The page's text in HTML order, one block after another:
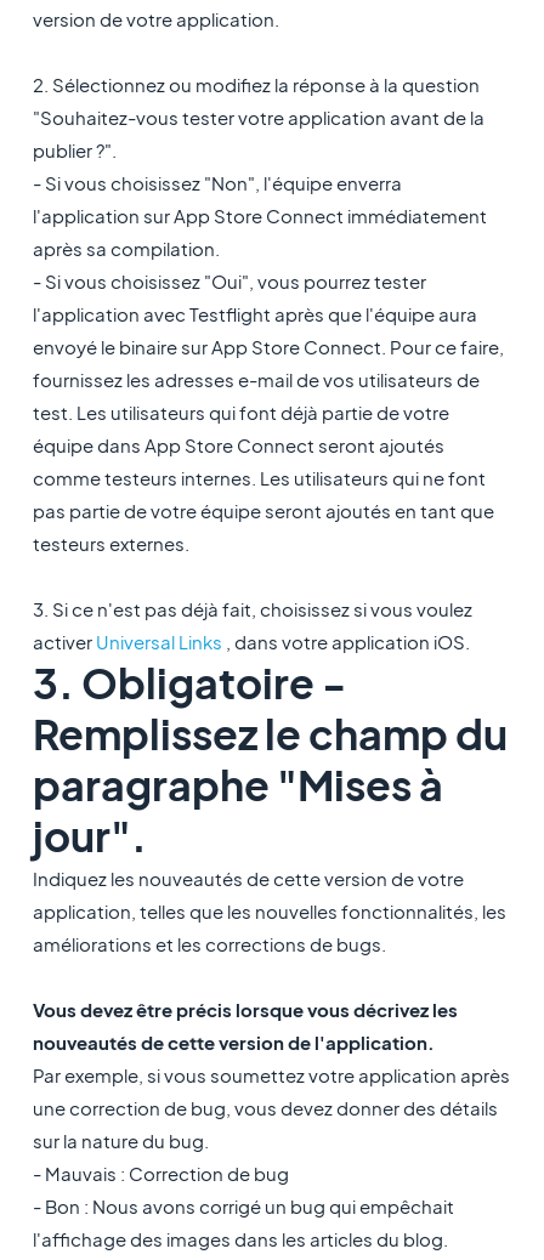
version de votre application.
2. Sélectionnez ou modifiez la réponse à la question
"Souhaitez-vous tester votre application avant de la
publier ?".
- Si vous choisissez "Non", l'équipe enverra
l'application sur App Store Connect immédiatement
après sa compilation.
- Si vous choisissez "Oui", vous pourrez tester
l'application avec Testflight après que l'équipe aura
envoyé le binaire sur App Store Connect. Pour ce faire,
fournissez les adresses e-mail de vos utilisateurs de
test. Les utilisateurs qui font déjà partie de votre
équipe dans App Store Connect seront ajoutés
comme testeurs internes. Les utilisateurs qui ne font
pas partie de votre équipe seront ajoutés en tant que
testeurs externes.
3. Si ce n'est pas déjà fait, choisissez si vous voulez
activer Universal Links , dans votre application iOS.
3. Obligatoire -
Remplissez le champ du
paragraphe "Mises à
jour".
Indiquez les nouveautés de cette version de votre
application, telles que les nouvelles fonctionnalités, les
améliorations et les corrections de bugs.
Vous devez être précis lorsque vous décrivez les
nouveautés de cette version de l'application.
Par exemple, si vous soumettez votre application après
une correction de bug, vous devez donner des détails
sur la nature du bug.
- Mauvais : Correction de bug
- Bon : Nous avons corrigé un bug qui empêchait
l'affichage des images dans les articles du blog.